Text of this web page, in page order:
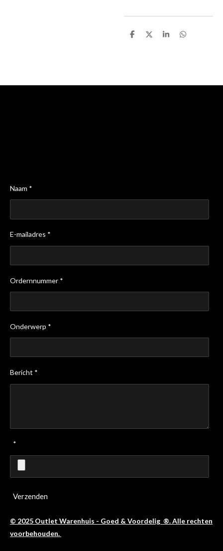
D
D
S
D
Naam *
E-mailadres *
Ordernnummer *
Onderwerp *
Bericht *
*
Verzenden
© 2025 Outlet Warenhuis - Goed & Voordelig ®. Alle rechten
voorbehouden.